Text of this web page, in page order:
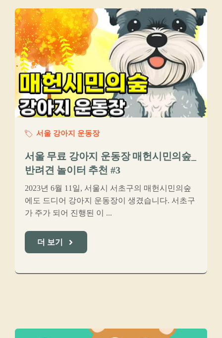
서울 강아지 운동장
서울 무료 강아지 운동장 매헌시민의숲_
반려견 놀이터 추천 #3
2023년 6월 11일, 서울시 서초구의 매헌시민의숲
에도 드디어 강아지 운동장이 생겼습니다. 서초구
가 주가 되어 진행된 이 ...
더 보기